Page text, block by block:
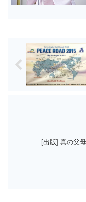
[出版] 真の父